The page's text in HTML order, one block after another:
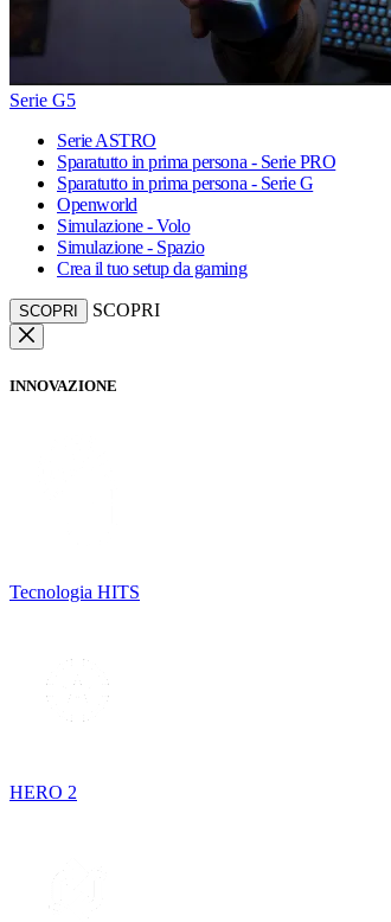
Serie G5
Serie ASTRO
Sparatutto in prima persona - Serie PRO
Sparatutto in prima persona - Serie G
Openworld
Simulazione - Volo
Simulazione - Spazio
Crea il tuo setup da gaming
SCOPRI SCOPRI
INNOVAZIONE
Tecnologia HITS
HERO 2